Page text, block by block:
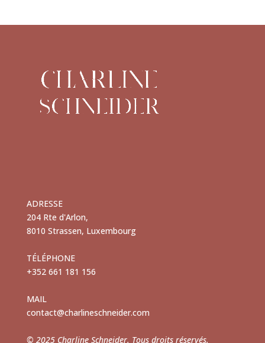
ADRESSE
204 Rte d'Arlon,
8010 Strassen, Luxembourg
TÉLÉPHONE
+352 661 181 156
MAIL
contact@charlineschneider.com
© 2025 Charline Schneider. Tous droits réservés.